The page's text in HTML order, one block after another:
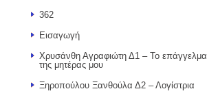
362
Εισαγωγή
Χρυσάνθη Αγραφιώτη Δ1 – Το επάγγελμα
της μητέρας μου
Ξηροπούλου Ξανθούλα Δ2 – Λογίστρια